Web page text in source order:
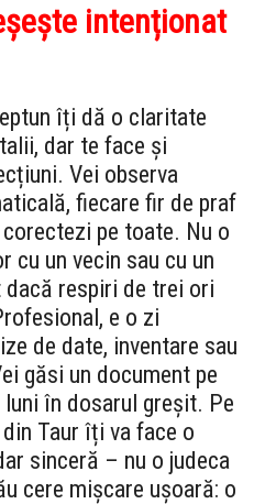
intenționat
îți dă o claritate
dar te face și
Vei observa
fiecare fir de praf
pe toate. Nu o
cu un vecin sau cu un
respiri de trei ori
e o zi
de date, inventare sau
găsi un document pe
în dosarul greșit. Pe
Taur îți va face o
sinceră – nu o judeca
cere mișcare ușoară: o